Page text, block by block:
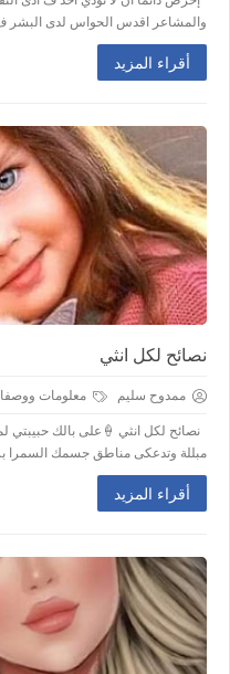
والمشاعر اقدس الحواس لدى البشر
أقراء المزيد
نصائح لكل انثي
ممدوح سليم معلومات
نصائح لكل انثي 🍦على بالك حبيبتي
مبللة وتدعكى مناطق جسمك السمرا
أقراء المزيد